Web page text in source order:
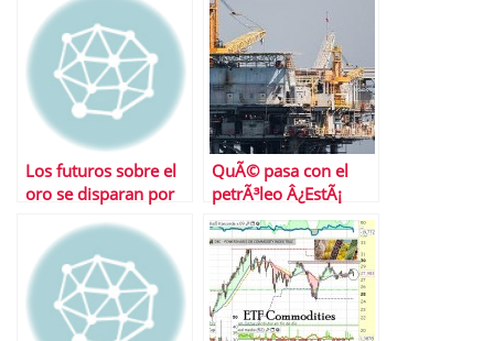
Los futuros sobre el
oro se disparan por
dÃ³lares
QuÃ© pasa con el
petrÃ³leo Â¿EstÃ¡
justificada la subida?